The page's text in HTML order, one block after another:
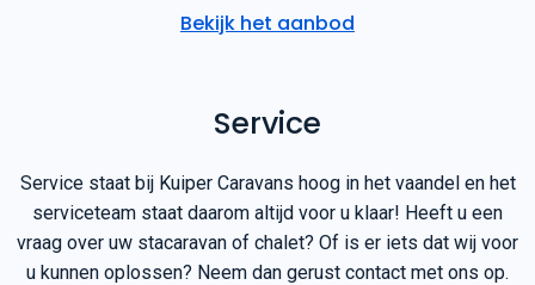
Bekijk het aanbod
Service
Service staat bij Kuiper Caravans hoog in het vaandel en het
serviceteam staat daarom altijd voor u klaar! Heeft u een
vraag over uw stacaravan of chalet? Of is er iets dat wij voor
u kunnen oplossen? Neem dan gerust contact met ons op.